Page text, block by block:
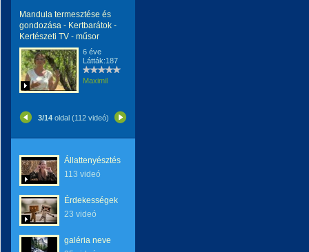
Mandula termesztése és
gondozása - Kertbarátok -
Kertészeti TV - műsor
6 éve
Látták:187
Maximil
3/14oldal (112 videó)
Állattenyésztés
113 videó
Érdekességek
23 videó
galéria neve